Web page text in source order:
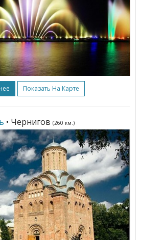
Показать На Карте
• Чернигов (260 км.)